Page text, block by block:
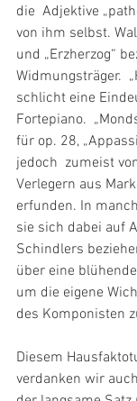
die  Adjektive
von ihm selbst.
und „Erzherzog“
Widmungsträger.
schlicht eine
Fortepiano.
für op. 28,
jedoch  zumeist
Verlegern aus
erfunden. In
sie sich dabei auf
Schindlers
über eine
um die eigene
des Komponisten
Diesem
verdanken wir